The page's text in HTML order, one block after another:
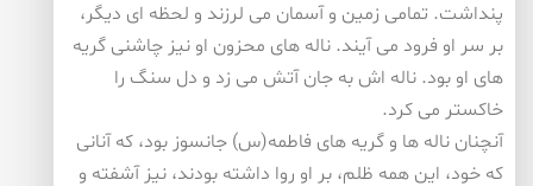
پنداشت. تمامی زمین و آسمان می لرزند و لحظه ای دیگر،
بر سر او فرود می آیند. ناله های محزون او نیز چاشنی گریه
های او بود. ناله اش به جان آتش می زد و دل سنگ را
خاكستر می كرد.
آنچنان ناله ها و گریه های فاطمه(س) جانسوز بود، كه آنانی
كه خود، این همه ظلم، بر او روا داشته بودند، نیز آشفته و